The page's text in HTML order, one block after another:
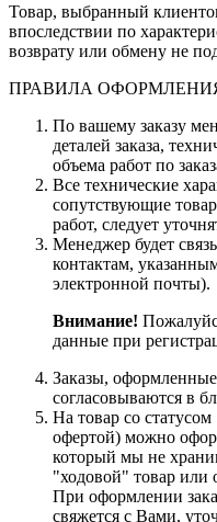
Товар, выбранный
впоследствии по
возврату или обмену не
ПРАВИЛА
По вашему заказу
деталей заказа,
объема работ по
Все технические
сопутствующие
работ, следует
Менеджер будет
контактам,
электронной почты).
Внимание!
данные при
Заказы,
согласовываются в
На товар со
офертой) можно
который мы не
"ходовой" товар или
При оформлении
свяжется с Вами,